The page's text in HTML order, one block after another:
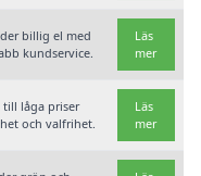
billig el med
kundservice.
Läs
mer
till låga priser
och valfrihet.
Läs
mer